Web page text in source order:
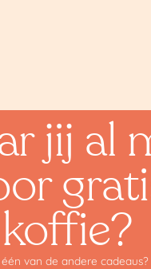
jij al
koffie?
van de andere cadeaus?